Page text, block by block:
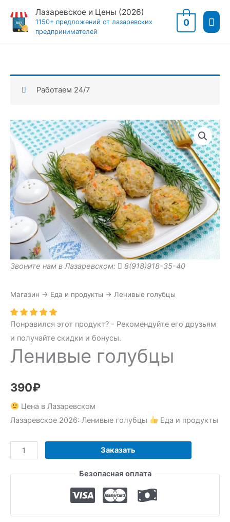
содержимому
Лазаревское и Цены (2026)
1150+ предложений от лазаревских
предпринимателей
0
Работаем 24/7
Звоните нам в Лазаревском: 8(918)918-35-40
Магазин → Еда и продукты → Ленивые голубцы
Понравился этот продукт? - Рекомендуйте его друзьям
и получайте скидки и бонусы.
Ленивые голубцы
390₽
Цена в Лазаревском
Лазаревское 2026: Ленивые голубцы
Еда и продукты
Количество
товара
Ленивые
Заказать
Безопасная оплата